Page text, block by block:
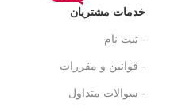
خدمات مشتریان
- ثبت نام
- قوانین و مقررات
- سوالات متداول